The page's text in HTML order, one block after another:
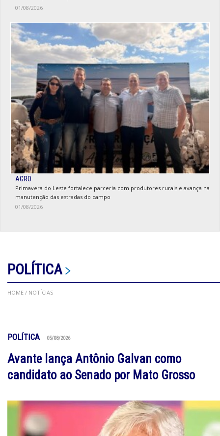
01/08/2026
AGRO
Primavera do Leste fortalece parceria com produtores rurais e avança na
manutenção das estradas do campo
01/08/2026
POLÍTICA
HOME / NOTÍCIAS
POLÍTICA 05/08/2026
Avante lança Antônio Galvan como
candidato ao Senado por Mato Grosso